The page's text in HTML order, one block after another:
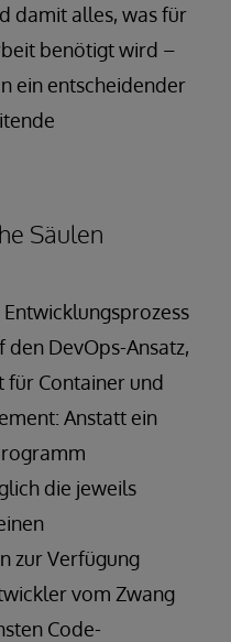
damit alles, was für
benötigt wird –
ein entscheidender
Säulen
DevOps-Ansatz,
für Container und
Anstatt ein
die jeweils
zur Verfügung
vom Zwang
Code-